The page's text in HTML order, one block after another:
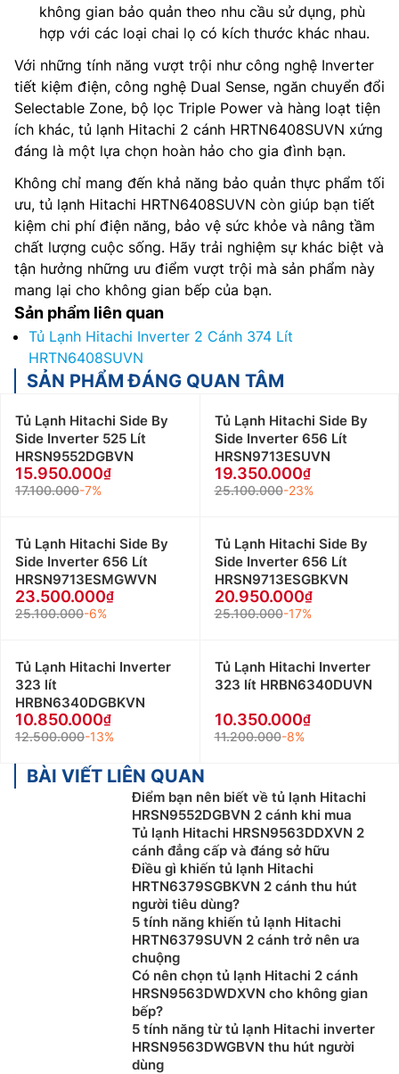
không gian bảo quản theo nhu cầu sử dụng, phù
hợp với các loại chai lọ có kích thước khác nhau.
Với những tính năng vượt trội như công nghệ Inverter
tiết kiệm điện, công nghệ Dual Sense, ngăn chuyển đổi
Selectable Zone, bộ lọc Triple Power và hàng loạt tiện
ích khác, tủ lạnh Hitachi 2 cánh HRTN6408SUVN xứng
đáng là một lựa chọn hoàn hảo cho gia đình bạn.
Không chỉ mang đến khả năng bảo quản thực phẩm tối
ưu, tủ lạnh Hitachi HRTN6408SUVN còn giúp bạn tiết
kiệm chi phí điện năng, bảo vệ sức khỏe và nâng tầm
chất lượng cuộc sống. Hãy trải nghiệm sự khác biệt và
tận hưởng những ưu điểm vượt trội mà sản phẩm này
mang lại cho không gian bếp của bạn.
Sản phẩm liên quan
Tủ Lạnh Hitachi Inverter 2 Cánh 374 Lít
HRTN6408SUVN
SẢN PHẨM ĐÁNG QUAN TÂM
Tủ Lạnh Hitachi Side By
Side Inverter 525 Lít
HRSN9552DGBVN
15.950.000
17.100.000-7%
Tủ Lạnh Hitachi Side By
Side Inverter 656 Lít
HRSN9713ESUVN
19.350.000
25.100.000-23%
Tủ Lạnh Hitachi Side By
Side Inverter 656 Lít
HRSN9713ESMGWVN
23.500.000
25.100.000-6%
Tủ Lạnh Hitachi Side By
Side Inverter 656 Lít
HRSN9713ESGBKVN
20.950.000
25.100.000-17%
Tủ Lạnh Hitachi Inverter
323 lít
HRBN6340DGBKVN
10.850.000
12.500.000-13%
Tủ Lạnh Hitachi Inverter
323 lít HRBN6340DUVN
10.350.000
11.200.000-8%
BÀI VIẾT LIÊN QUAN
Điểm bạn nên biết về tủ lạnh Hitachi
HRSN9552DGBVN 2 cánh khi mua
Tủ lạnh Hitachi HRSN9563DDXVN 2
cánh đẳng cấp và đáng sở hữu
Điều gì khiến tủ lạnh Hitachi
HRTN6379SGBKVN 2 cánh thu hút
người tiêu dùng?
5 tính năng khiến tủ lạnh Hitachi
HRTN6379SUVN 2 cánh trở nên ưa
chuộng
Có nên chọn tủ lạnh Hitachi 2 cánh
HRSN9563DWDXVN cho không gian
bếp?
5 tính năng từ tủ lạnh Hitachi inverter
HRSN9563DWGBVN thu hút người
dùng